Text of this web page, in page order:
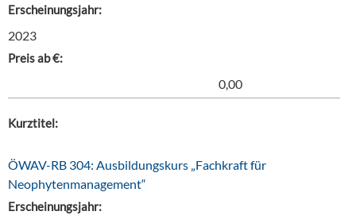
Erscheinungsjahr:
2023
Preis ab €:
0,00
Kurztitel:
ÖWAV-RB 304: Ausbildungskurs „Fachkraft für
Neophytenmanagement“
Erscheinungsjahr: